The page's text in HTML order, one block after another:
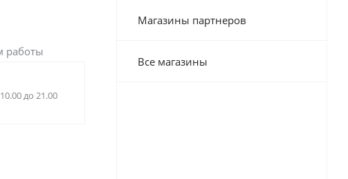
работы
до 21.00
Магазины партнеров
Все магазины